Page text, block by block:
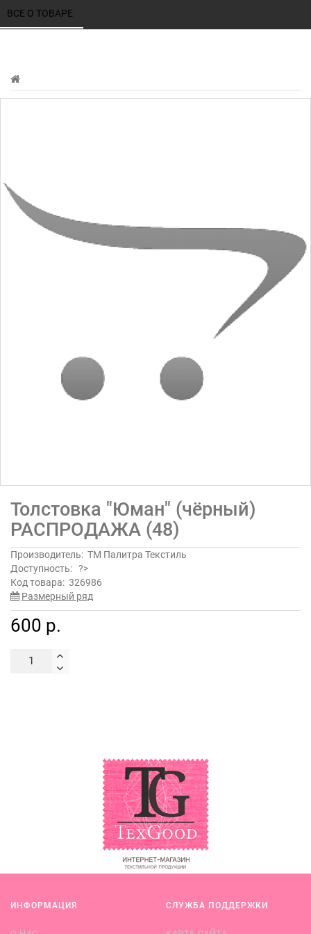
ВСЕ О ТОВАРЕ
Толстовка "Юман" (чёрный)
РАСПРОДАЖА (48)
Производитель: ТМ Палитра Текстиль
Доступность: ?>
Код товара: 326986
Размерный ряд
600 р.
ИНФОРМАЦИЯ СЛУЖБА ПОДДЕРЖКИ